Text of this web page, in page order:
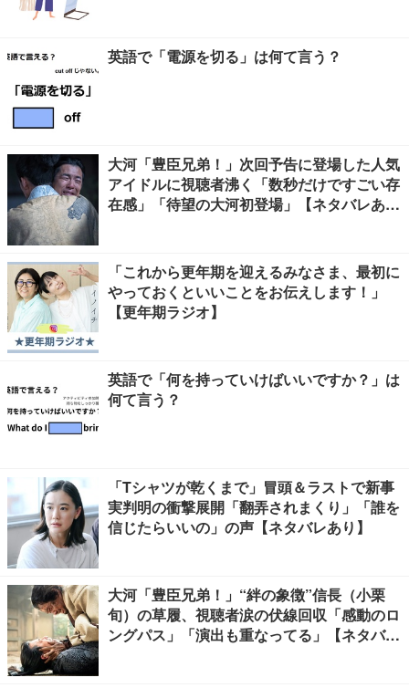
英語で「電源を切る」は何て言う？
大河「豊臣兄弟！」次回予告に登場した人気
アイドルに視聴者沸く「数秒だけですごい存
在感」「待望の大河初登場」【ネタバレあ
「これから更年期を迎えるみなさま、最初に
やっておくといいことをお伝えします！」
【更年期ラジオ】
英語で「何を持っていけばいいですか？」は
何て言う？
「Tシャツが乾くまで」冒頭＆ラストで新事
実判明の衝撃展開「翻弄されまくり」「誰を
信じたらいいの」の声【ネタバレあり】
大河「豊臣兄弟！」“絆の象徴”信長（小栗
旬）の草履、視聴者涙の伏線回収「感動のロ
ングパス」「演出も重なってる」【ネタバレ